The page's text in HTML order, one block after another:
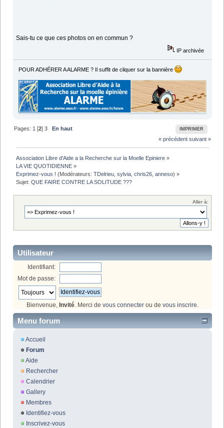
Sais-tu ce que ces photos on en commun ?
IP archivée
POUR ADHÉRER A ALARME ? Il suffit de cliquer sur la bannière
IMPRIMER
Pages: 1 [2]3
En haut
« précédent suivant »
Association Libre d'Aide a la Recherche sur la Moelle Epiniere »
LA VIE QUOTIDIENNE »
Exprimez-vous ! (Modérateurs:TDelrieu ,sylvia ,chris26 ,anneso) »
Sujet:QUE FAIRE CONTRE LA SOLITUDE ???
Aller à:
Utilisateur
Identifiant:
Mot de passe:
Bienvenue, Invité . Merci de vous connecter ou de vous inscrire
Menu forum
Accueil
Forum
Aide
Rechercher
Calendrier
Gallery
Membres
Identifiez-vous
Inscrivez-vous